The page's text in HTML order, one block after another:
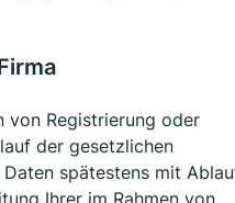
von Registrierung oder
der gesetzlichen
spätestens mit
Ihrer im Rahmen von